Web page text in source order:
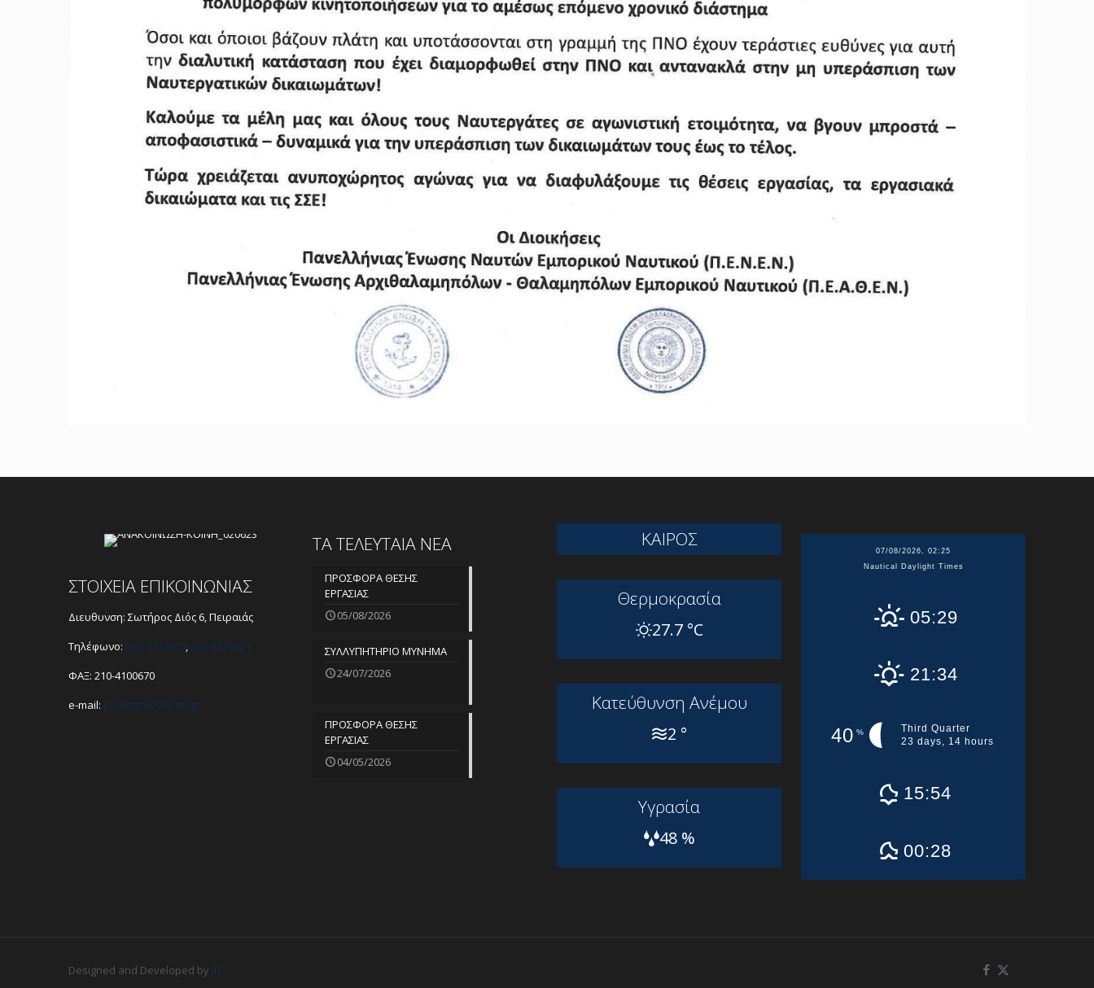
ΣΤΟΙΧΕΙΑ ΕΠΙΚΟΙΝΩΝΙΑΣ
Διευθυνση: Σωτήρος Διός 6, Πειραιάς
Τηλέφωνο: 210-4117604,210-4176825
ΦΑΞ: 210-4100670
e-mail: peathen@otenet.gr
ΤΑ ΤΕΛΕΥΤΑΙΑ ΝΕΑ
ΠΡΟΣΦΟΡΑ ΘΕΣΗΣ
ΕΡΓΑΣΙΑΣ
05/08/2026
ΣΥΛΛΥΠΗΤΗΡΙΟ ΜΥΝΗΜΑ
24/07/2026
ΠΡΟΣΦΟΡΑ ΘΕΣΗΣ
ΕΡΓΑΣΙΑΣ
04/05/2026
ΚΑΙΡΟΣ
Θερμοκρασία
27.7 °C
Kατεύθυνση Aνέμου
2 °
Yγρασία
48 %
07/08/2026, 02:25
Nautical Daylight Times
05:29
21:34
40 %
Third Quarter
23 days, 14 hours
15:54
00:28
Designed and Developed by JIT